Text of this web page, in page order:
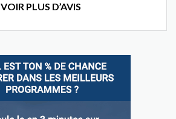
VOIR PLUS D’AVIS